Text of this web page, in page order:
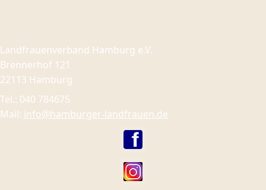
Landfrauenverband Hamburg e.V.
Brennerhof 121
22113 Hamburg
Tel.: 040 784675
Mail: info@hamburger-landfrauen.de